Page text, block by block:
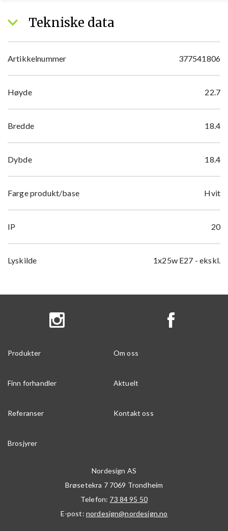
Tekniske data
Artikkelnummer 377541806
Høyde 22.7
Bredde 18.4
Dybde 18.4
Farge produkt/base Hvit
IP 20
Lyskilde 1x25w E27 - ekskl.
Produkter Om oss
Finn forhandler Aktuelt
Referanser Kontakt oss
Brosjyrer
Nordesign AS
Brøsetekra 7 7069 Trondheim
Telefon: 73 84 95 50
E-post: nordesign@nordesign.no